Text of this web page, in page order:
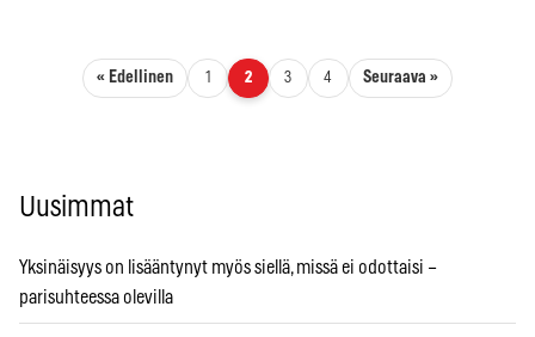
Artikkelien sivutus
« Edellinen 1 2 3 4 Seuraava »
Uusimmat
Yksinäisyys on lisääntynyt myös siellä, missä ei odottaisi –
parisuhteessa olevilla